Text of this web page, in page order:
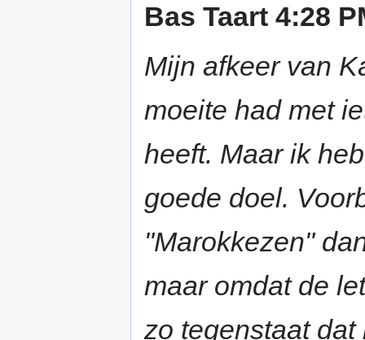
Bas Taart 4:28
Mijn afkeer van
moeite had met
heeft. Maar ik
goede doel.
"Marokkezen"
maar omdat de
zo tegenstaat